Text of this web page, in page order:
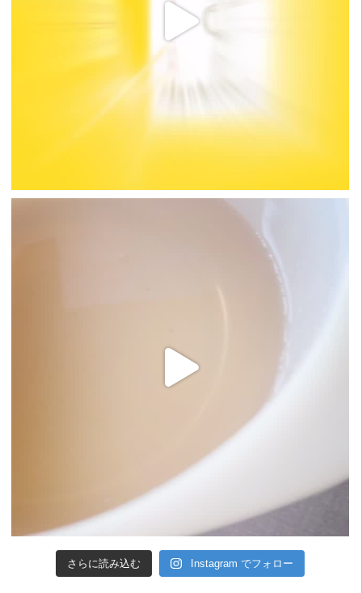
さらに読み込む Instagram でフォロー